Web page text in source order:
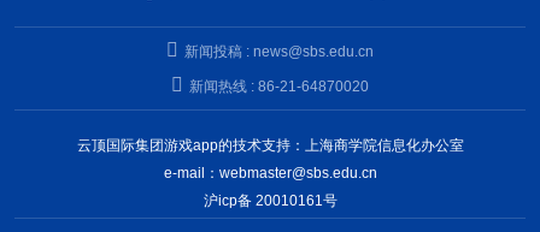
新闻投稿 : news@sbs.edu.cn
新闻热线 : 86-21-64870020
云顶国际集团游戏app的技术支持：上海商学院信息化办公室
e-mail： webmaster@sbs.edu.cn
沪icp备 20010161号